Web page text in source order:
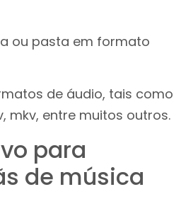
ou pasta em formato
de áudio, tais como
mkv, entre muitos outros.
para
de música